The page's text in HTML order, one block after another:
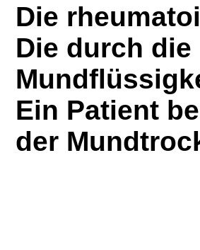
Die
Die durch
Ein Patient
der